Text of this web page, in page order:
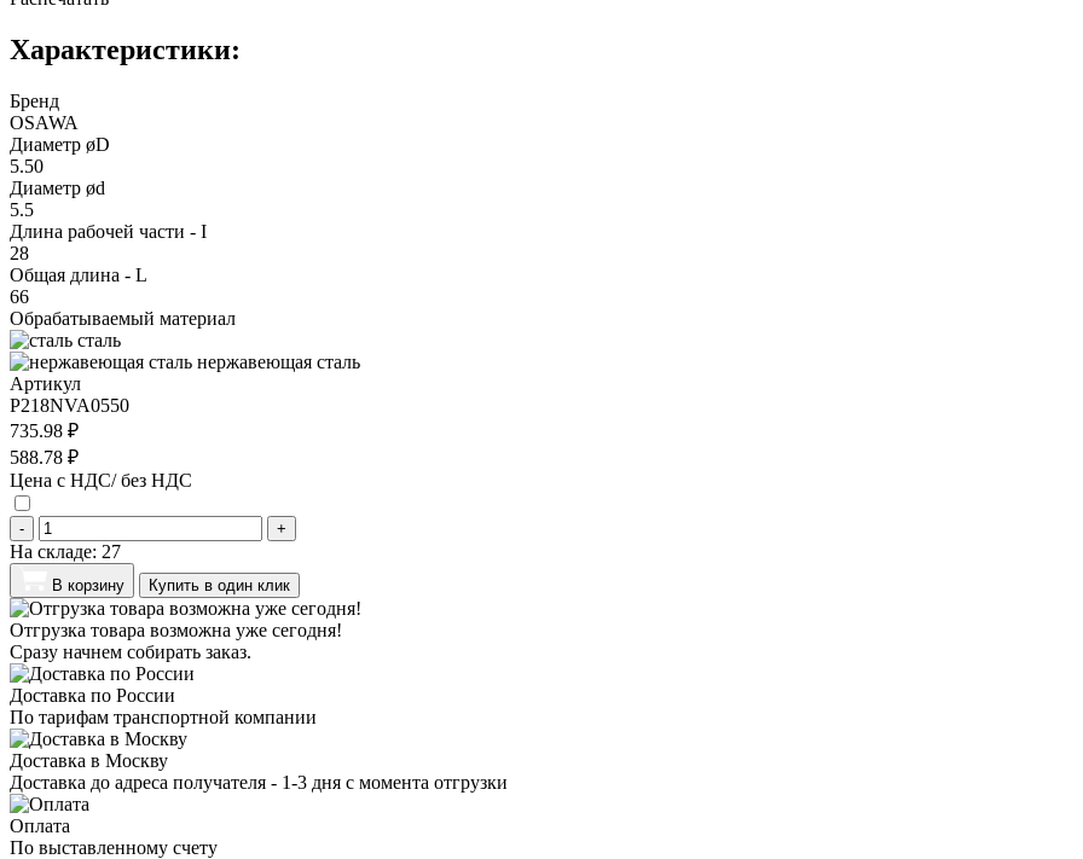
Характеристики:
Бренд
OSAWA
Диаметр øD
5.50
Диаметр ød
5.5
Длина рабочей части - I
28
Общая длина - L
66
Обрабатываемый материал
сталь
нержавеющая сталь
Артикул
P218NVA0550
735.98 ₽
588.78 ₽
Цена с НДС/ без НДС
- +
На складе: 27
В корзину Купить в один клик
Отгрузка товара возможна уже сегодня!
Сразу начнем собирать заказ.
Доставка по России
По тарифам транспортной компании
Доставка в Москву
Доставка до адреса получателя - 1-3 дня с момента отгрузки
Оплата
По выставленному счету